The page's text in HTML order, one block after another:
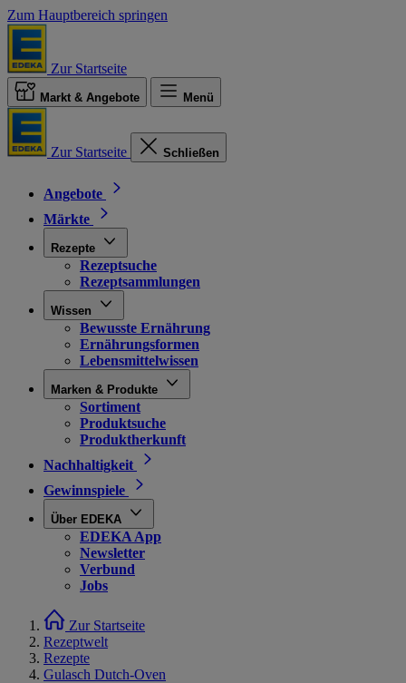
Zum Hauptbereich springen
Zur Startseite
Markt & Angebote Menü
Zur Startseite Schließen
Angebote
Märkte
Rezepte
Rezeptsuche
Rezeptsammlungen
Wissen
Bewusste Ernährung
Ernährungsformen
Lebensmittelwissen
Marken & Produkte
Sortiment
Produktsuche
Produktherkunft
Nachhaltigkeit
Gewinnspiele
Über EDEKA
EDEKA App
Newsletter
Verbund
Jobs
Zur Startseite
Rezeptwelt
Rezepte
Gulasch Dutch-Oven